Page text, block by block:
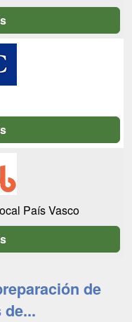
País Vasco
de